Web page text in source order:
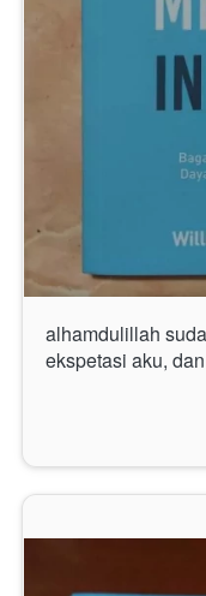
alhamdulillah
ekspetasi aku,